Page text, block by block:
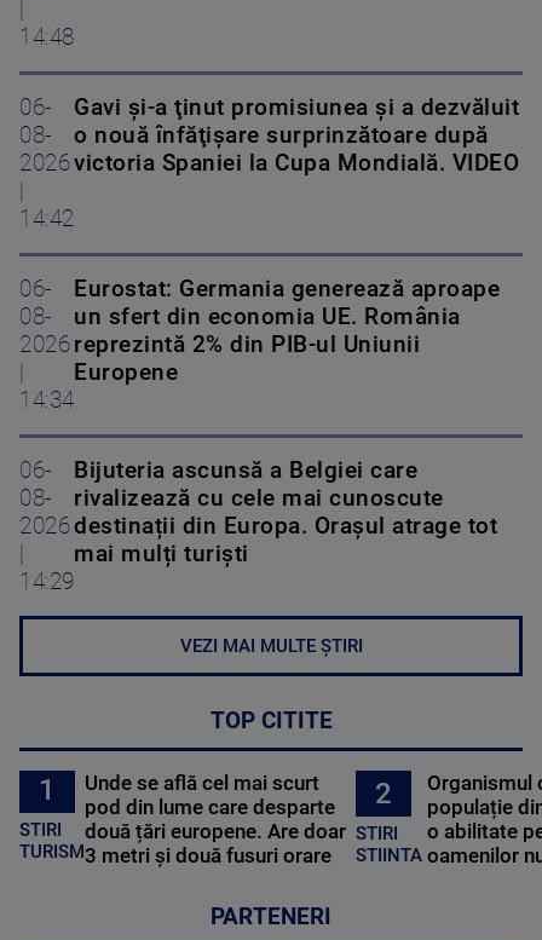
14:48
06-
08-
2026
14:42
Gavi şi-a ţinut promisiunea şi a dezvăluit
o nouă înfăţişare surprinzătoare după
victoria Spaniei la Cupa Mondială. VIDEO
06-
08-
2026
14:34
Eurostat: Germania generează aproape
un sfert din economia UE. România
reprezintă 2% din PIB-ul Uniunii
Europene
06-
08-
2026
14:29
Bijuteria ascunsă a Belgiei care
rivalizează cu cele mai cunoscute
destinații din Europa. Orașul atrage tot
mai mulți turiști
VEZI MAI MULTE ȘTIRI
TOP CITITE
1
STIRI
TURISM
Unde se află cel mai scurt
pod din lume care desparte
două țări europene. Are doar
3 metri și două fusuri orare
2
STIRI
STIINTA
Organismul
populație
o abilitate
oamenilor
PARTENERI